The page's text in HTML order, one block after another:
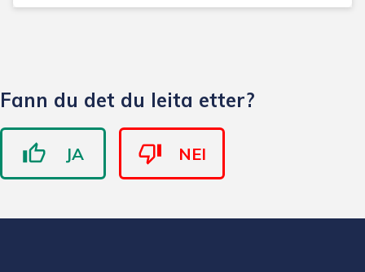
Fann du det du leita etter?
JA NEI